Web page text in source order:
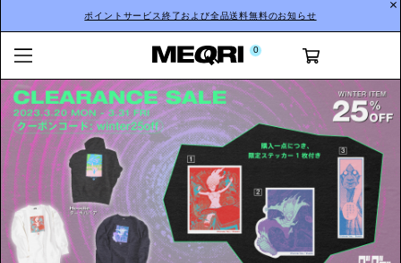
ポイントサービス終了および全品送料無料のお知らせ
0